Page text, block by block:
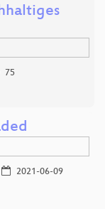
75
2021-06-09